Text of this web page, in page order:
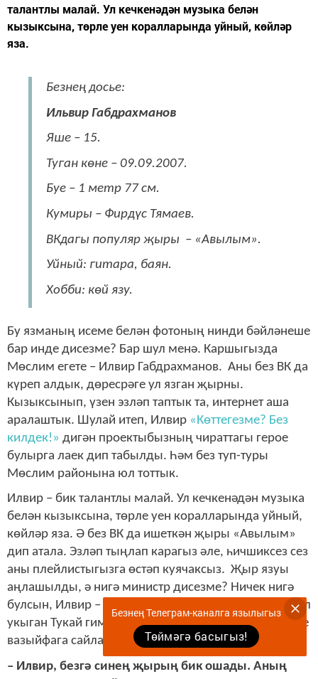
талантлы малай. Ул кечкенәдән музыка белән
кызыксына, төрле уен коралларында уйный, көйләр
яза.
Безнең досье:
Ильвир Габдрахманов
Яше – 15.
Туган көне – 09.09.2007.
Буе – 1 метр 77 см.
Кумиры – Фирдүс Тямаев.
ВКдагы популяр җыры – «Авылым».
Уйный: гитара, баян.
Хобби: көй язу.
Бу язманың исеме белән фотоның нинди бәйләнеше
бар инде дисезме? Бар шул менә. Каршыгызда
Мөслим егете – Илвир Габдрахманов. Аны без ВК да
күреп алдык, дөресрәге ул язган җырны.
Кызыксынып, үзен эзләп таптык та, интернет аша
аралаштык. Шулай итеп, Илвир «Көттегезме? Без
килдек!» дигән проектыбызның чираттагы герое
булырга лаек дип табылды. Һәм без туп-туры
Мөслим районына юл тоттык.
Илвир – бик талантлы малай. Ул кечкенәдән музыка
белән кызыксына, төрле уен коралларында уйный,
көйләр яза. Ә без ВК да ишеткән җыры «Авылым»
дип атала. Эзләп тыңлап карагыз әле, һичшиксез сез
аны плейлистыгызга өстәп куячаксыз. Җыр язуы
аңлашылды, ә нигә министр дисезме? Ничек нигә
булсын, Илвир – мәдәният министры бит. Чыннан! Ул
укыган Тукай гимназиясендә аны шундый дәрәҗәле
вазыйфага сайлап куйганнар.
– Илвир, безгә синең җырың бик ошады. Аның
Безнең Телеграм-каналга язылыгыз
Төймәгә басыгыз!